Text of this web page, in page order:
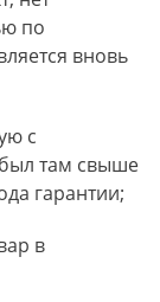
по
вновь
с
там свыше
гарантии;
в